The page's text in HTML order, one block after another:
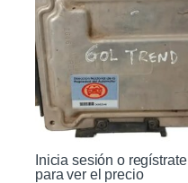
Inicia sesión o regístrate
para ver el precio